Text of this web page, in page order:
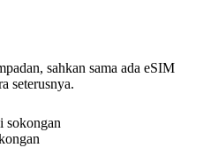
sahkan sama ada eSIM
seterusnya.
sokongan